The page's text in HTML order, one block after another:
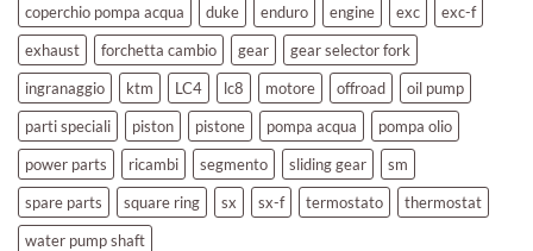
coperchio pompa acqua
duke enduro engine exc
exc-f
exhaust
forchetta cambio gear
gear selector fork
ingranaggio
ktm LC4 lc8 motore offroad
oil pump
parti speciali
piston pistone pompa acqua
pompa olio
power parts
ricambi segmento sliding gear
sm
spare parts
square ring sx sx-f termostato
thermostat
water pump shaft